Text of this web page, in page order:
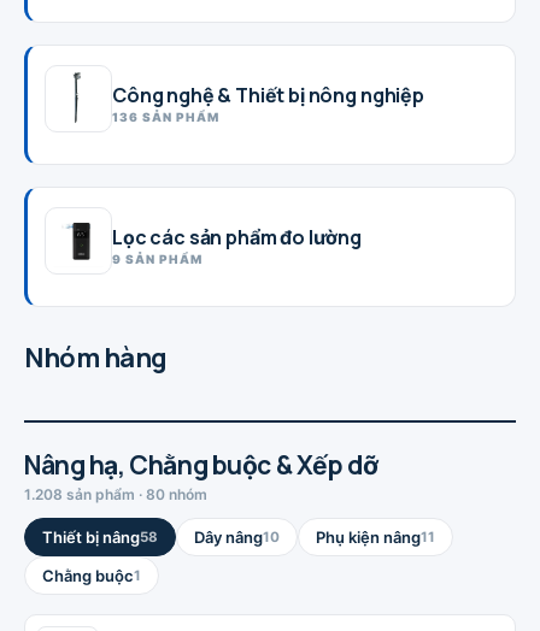
Công nghệ & Thiết bị nông nghiệp
136 SẢN PHẨM
Lọc các sản phẩm đo lường
9 SẢN PHẨM
Nhóm hàng
Nâng hạ, Chằng buộc & Xếp dỡ
1.208 sản phẩm · 80 nhóm
Thiết bị nâng58 Dây nâng10 Phụ kiện nâng11
Chằng buộc1